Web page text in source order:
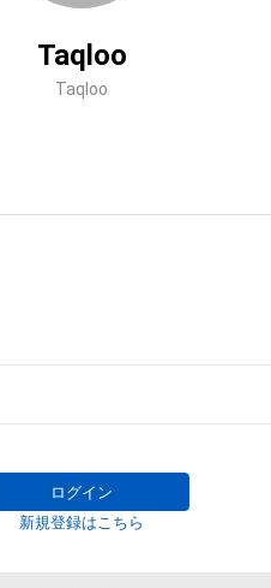
Taqloo
Taqloo
ログイン
新規登録はこちら